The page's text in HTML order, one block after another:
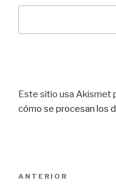
Este sitio usa Akismet
cómo se procesan los
Entrada
ANTERIOR